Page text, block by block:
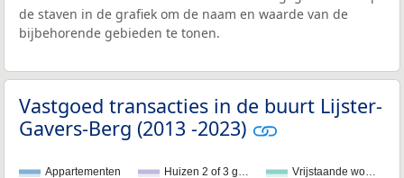
de staven in de grafiek om de naam en waarde van de
bijbehorende gebieden te tonen.
Vastgoed transacties in de buurt Lijster-
Gavers-Berg (2013 -2023)
Appartementen Huizen 2 of 3 g… Vrijstaande wo…